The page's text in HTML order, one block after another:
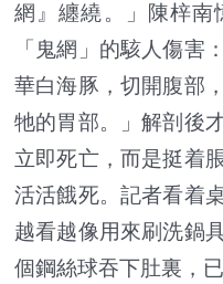
網』纏繞。」陳梓南
「鬼網」的駭人傷害
華白海豚，切開腹部
牠的胃部。」解剖後
立即死亡，而是挺着
活活餓死。記者看着
越看越像用來刷洗鍋
個鋼絲球吞下肚裏，